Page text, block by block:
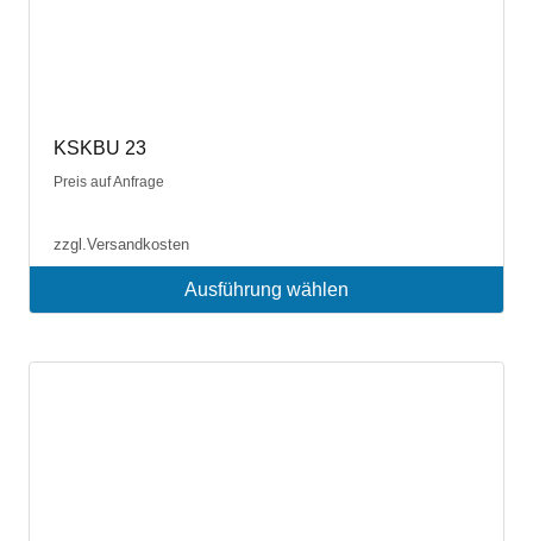
KSKBU 23
Preis auf Anfrage
zzgl.Versandkosten
Ausführung wählen